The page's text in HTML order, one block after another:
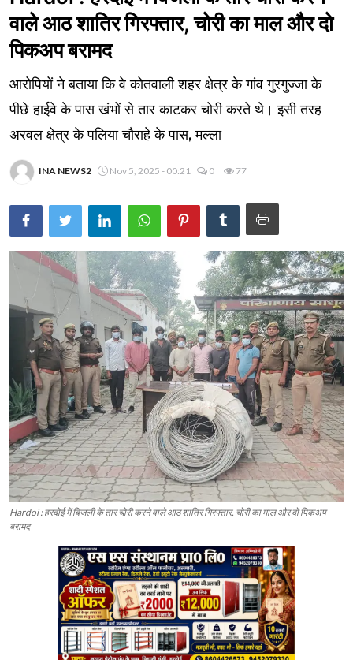
वाले आठ शातिर गिरफ्तार, चोरी का माल और दो
पिकअप बरामद
आरोपियों ने बताया कि वे कोतवाली शहर क्षेत्र के गांव गुरगुज्जा के
पीछे हाईवे के पास खंभों से तार काटकर चोरी करते थे। इसी तरह
अरवल क्षेत्र के पलिया चौराहे के पास, मल्ला
INA NEWS2 Nov 5, 2025 - 00:21 0 77
Hardoi : हरदोई में बिजली के तार चोरी करने वाले आठ शातिर गिरफ्तार, चोरी का माल और दो पिकअप
बरामद